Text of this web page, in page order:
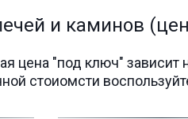
и каминов
цена "под ключ" зависит
стоиомсти